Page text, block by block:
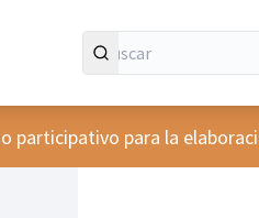
participativo para la